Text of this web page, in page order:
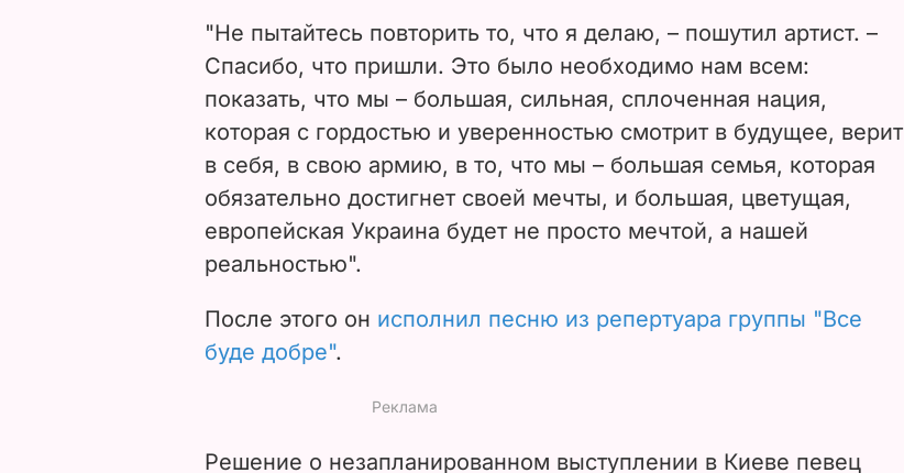
e
o
"Не пытайтесь повторить то, что я делаю, – пошутил артист. –
Спасибо, что пришли. Это было необходимо нам всем:
показать, что мы – большая, сильная, сплоченная нация,
которая с гордостью и уверенностью смотрит в будущее, верит
в себя, в свою армию, в то, что мы – большая семья, которая
обязательно достигнет своей мечты, и большая, цветущая,
европейская Украина будет не просто мечтой, а нашей
реальностью".
После этого он исполнил песню из репертуара группы "Все
буде добре".
Решение о незапланированном выступлении в Киеве певец